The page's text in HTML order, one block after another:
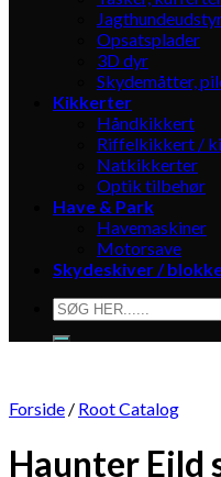
Opsatsplader
3D dyr
Skydemåtter,
Kikkerter
Håndkikkert
Riffelkikkert /
Natkikkerter
Optik tilbehør
Have & Park
Havemaskiner
Motorsave
Skydeskiver /
Søg
efter:
Forside / Root Catalog
Haunter Eild